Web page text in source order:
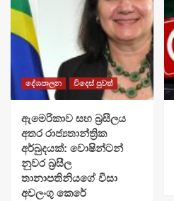
දේශපාලන විදෙස් පුවත්
ඇමෙරිකාව සහ බ්‍රසීලය
අතර රාජ්‍යතාන්ත්‍රික
අර්බුදයක්: වොෂින්ටන්
නුවර බ්‍රසීල
තානාපතිනියගේ වීසා
අවලංගු කෙරේ